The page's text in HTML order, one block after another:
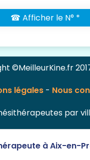
☎ Afficher le N° *
©MeilleurKine.fr
légales- Nous
par
à Aix-en-